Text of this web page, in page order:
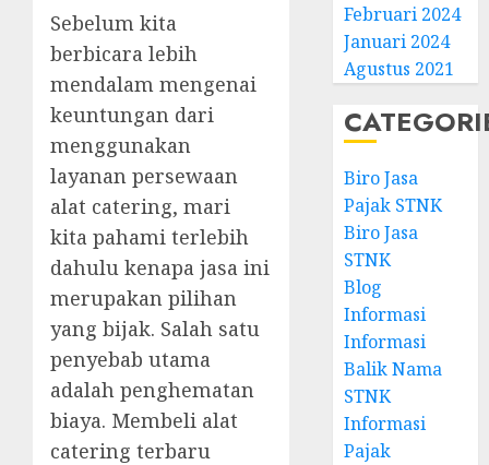
Sebelum kita
berbicara lebih
mendalam mengenai
keuntungan dari
menggunakan
layanan persewaan
alat catering, mari
kita pahami terlebih
dahulu kenapa jasa ini
merupakan pilihan
yang bijak. Salah satu
penyebab utama
adalah penghematan
biaya. Membeli alat
catering terbaru
Februari 2024
Januari 2024
Agustus 2021
Biro Jasa
Pajak STNK
Biro Jasa
STNK
Blog
Informasi
Informasi
Balik Nama
STNK
Informasi
Pajak